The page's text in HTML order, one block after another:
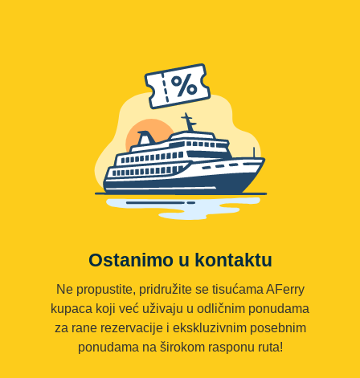
Ostanimo u kontaktu
Ne propustite, pridružite se tisućama AFerry
kupaca koji već uživaju u odličnim ponudama
za rane rezervacije i ekskluzivnim posebnim
ponudama na širokom rasponu ruta!